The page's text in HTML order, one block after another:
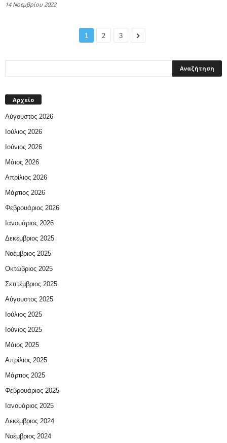
14 Νοεμβρίου 2022
1 2 3
Αρχείο
Αύγουστος 2026
Ιούλιος 2026
Ιούνιος 2026
Μάιος 2026
Απρίλιος 2026
Μάρτιος 2026
Φεβρουάριος 2026
Ιανουάριος 2026
Δεκέμβριος 2025
Νοέμβριος 2025
Οκτώβριος 2025
Σεπτέμβριος 2025
Αύγουστος 2025
Ιούλιος 2025
Ιούνιος 2025
Μάιος 2025
Απρίλιος 2025
Μάρτιος 2025
Φεβρουάριος 2025
Ιανουάριος 2025
Δεκέμβριος 2024
Νοέμβριος 2024